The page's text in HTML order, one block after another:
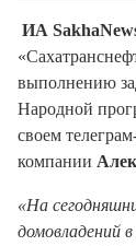
ИА
выполнению
Народной
своем
компании
«На
домовладений